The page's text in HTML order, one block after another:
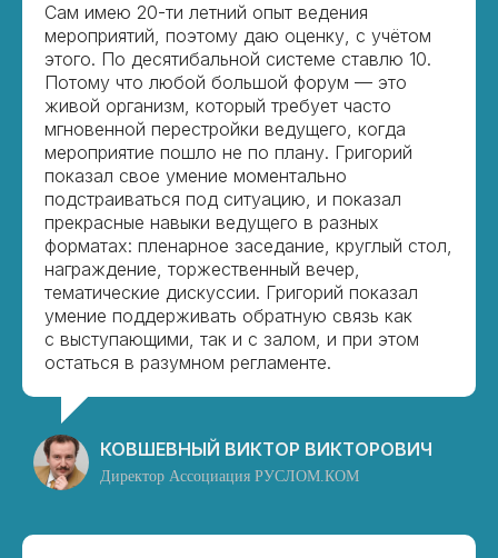
Сам имею 20-ти летний опыт ведения
мероприятий, поэтому даю оценку, с учётом
этого. По десятибальной системе ставлю 10.
Потому что любой большой форум — это
живой организм, который требует часто
мгновенной перестройки ведущего, когда
мероприятие пошло не по плану. Григорий
показал свое умение моментально
подстраиваться под ситуацию, и показал
прекрасные навыки ведущего в разных
форматах: пленарное заседание, круглый стол,
награждение, торжественный вечер,
тематические дискуссии. Григорий показал
умение поддерживать обратную связь как
с выступающими, так и с залом, и при этом
остаться в разумном регламенте.
КОВШЕВНЫЙ ВИКТОР ВИКТОРОВИЧ
Директор Ассоциация РУСЛОМ.КОМ